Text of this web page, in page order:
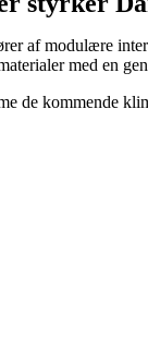
af modulære
med en
de kommende